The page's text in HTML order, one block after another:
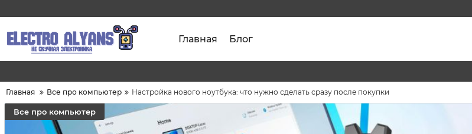
Главная Блог
Главная Все про компьютер Настройка нового ноутбука: что нужно сделать сразу после покупки
Все про компьютер